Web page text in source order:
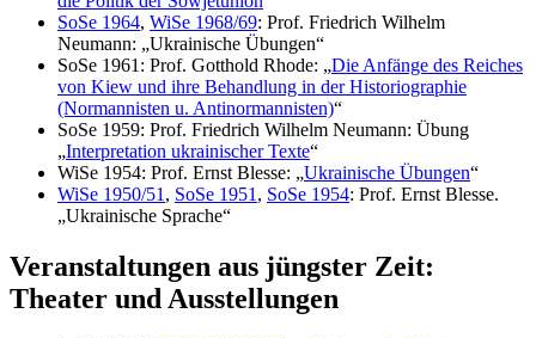
SoSe 1964, WiSe 1968/69: Prof. Friedrich Wilhelm
Neumann: „Ukrainische Übungen“
SoSe 1961: Prof. Gotthold Rhode: „Die Anfänge des Reiches
von Kiew und ihre Behandlung in der Historiographie
(Normannisten u. Antinormannisten)“
SoSe 1959: Prof. Friedrich Wilhelm Neumann: Übung
„Interpretation ukrainischer Texte“
WiSe 1954: Prof. Ernst Blesse: „Ukrainische Übungen“
WiSe 1950/51 , SoSe 1951 , SoSe 1954: Prof. Ernst Blesse.
„Ukrainische Sprache“
Veranstaltungen aus jüngster Zeit:
Theater und Ausstellungen